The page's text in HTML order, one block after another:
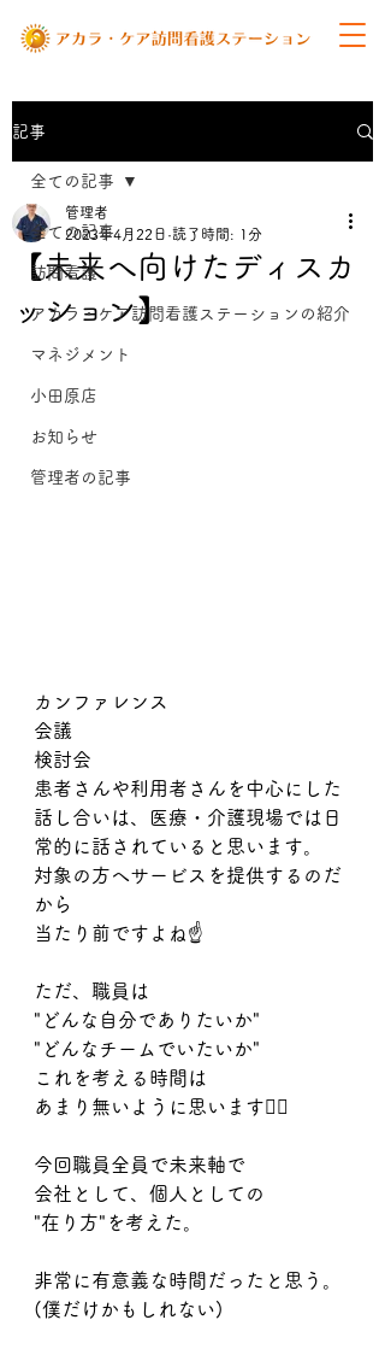
記事
全ての記事
訪問看護
アカラ・ケア訪問看護ステーションの紹介
マネジメント
小田原店
お知らせ
管理者の記事
全ての記事
【未来へ向けたディスカ
ッション】
管理者
2023年4月22日 読了時間: 1分
カンファレンス
会議
検討会
患者さんや利用者さんを中心にした
話し合いは、医療・介護現場では日
常的に話されていると思います。
対象の方へサービスを提供するのだ
から
当たり前ですよね☝️
ただ、職員は
"どんな自分でありたいか"
"どんなチームでいたいか"
これを考える時間は
あまり無いように思います🏄‍♂️
今回職員全員で未来軸で
会社として、個人としての
"在り方"を考えた。
非常に有意義な時間だったと思う。
(僕だけかもしれない)